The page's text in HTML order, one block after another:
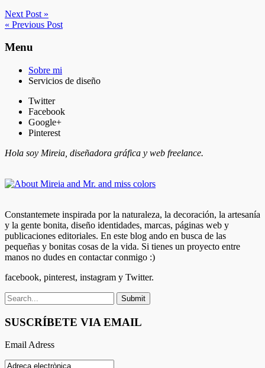
Next Post »
« Previous Post
Menu
Sobre mi
Servicios de diseño
Twitter
Facebook
Google+
Pinterest
Hola soy Mireia, diseñadora gráfica y web freelance.
Constantemete inspirada por la naturaleza, la decoración, la artesanía
y la gente bonita, diseño identidades, marcas, páginas web y
publicaciones editoriales. En este blog ando en busca de las
pequeñas y bonitas cosas de la vida. Si tienes un proyecto entre
manos no dudes en contactar conmigo :)
facebook, pinterest, instagram y Twitter.
SUSCRÍBETE VIA EMAIL
Email Adress